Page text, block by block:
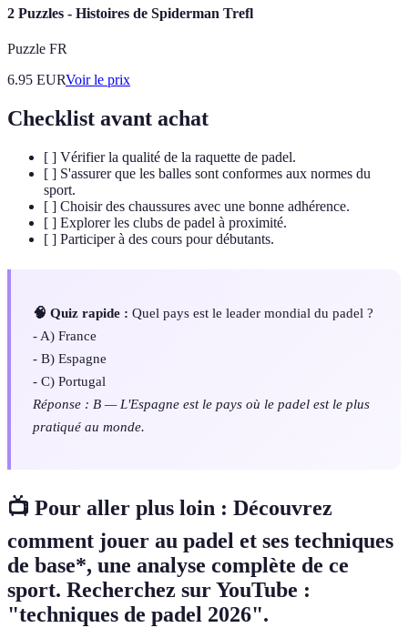
2 Puzzles - Histoires de Spiderman Trefl
Puzzle FR
6.95 EURVoir le prix
Checklist avant achat
[ ] Vérifier la qualité de la raquette de padel.
[ ] S'assurer que les balles sont conformes aux normes du
sport.
[ ] Choisir des chaussures avec une bonne adhérence.
[ ] Explorer les clubs de padel à proximité.
[ ] Participer à des cours pour débutants.
🧠 Quiz rapide : Quel pays est le leader mondial du padel ?
- A) France
- B) Espagne
- C) Portugal
Réponse : B — L'Espagne est le pays où le padel est le plus
pratiqué au monde.
📺 Pour aller plus loin : Découvrez
comment jouer au padel et ses techniques
de base*, une analyse complète de ce
sport. Recherchez sur YouTube :
"techniques de padel 2026".